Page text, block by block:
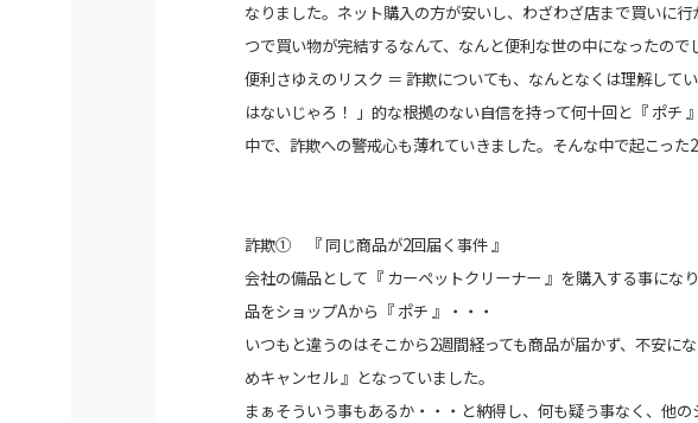
なりました。ネット購入の方が安いし、 わざわざ店まで買いに
つで買い物が完結するなんて、なんと便利な世の中になったので
便利さゆえのリスク ＝ 詐欺についても、なんとなくは理解して
はないじゃろ！ 」的な根拠のない自信を持って何十回と『 ポチ
中で、詐欺への警戒心も薄れていきました。そんな中で起こった
詐欺① 『 同じ商品が2回届く事件 』
会社の備品として『 カーペットクリーナー 』を購入する事にな
品をショップAから『 ポチ 』・・・
いつもと違うのはそこから2週間経っても商品が届かず、不安に
めキャンセル 』となっていました。
まぁそういう事もあるか・・・と納得し、何も疑う事なく、他